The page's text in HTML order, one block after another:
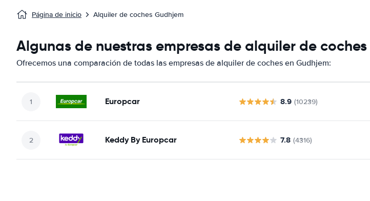
Página de inicio Alquiler de coches Gudhjem
Algunas de nuestras empresas de alquiler de
Ofrecemos una comparación de todas las empresas de alquiler de coches en Gudhjem:
Europcar 8.9 (10239)
Keddy By Europcar 7.8 (4316)